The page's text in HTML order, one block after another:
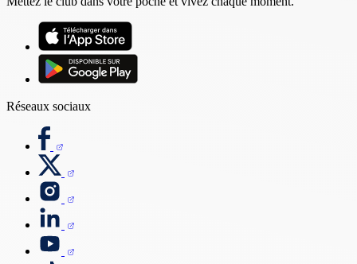
Réseaux sociaux